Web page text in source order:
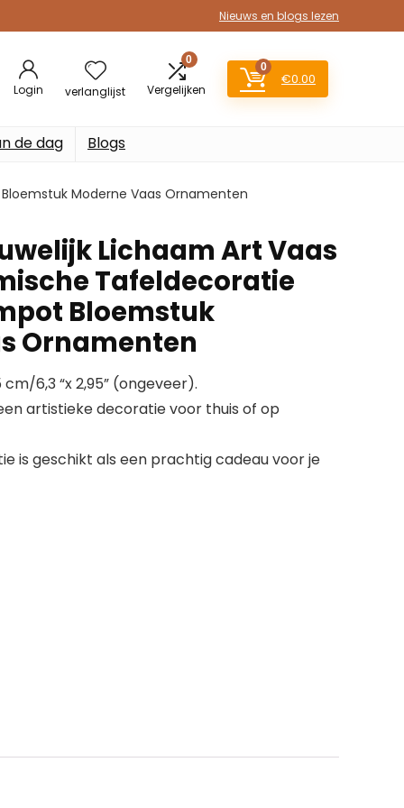
Nieuws en blogs lezen
Login verlanglijst
0
Vergelijken
0
€0.00
de dag Blogs
Moderne Vaas Ornamenten
Lichaam Art Vaas
Tafeldecoratie
Bloemstuk
Ornamenten
6,3 “x 2,95” (ongeveer).
artistieke decoratie voor thuis of op
is geschikt als een prachtig cadeau voor je